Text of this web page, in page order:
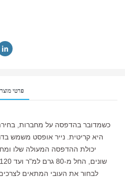
פרטי מוצר
כשמדובר בהדפסה על מחברות,
היא קריטית. נייר אופסט משמש
יכולת ההדפסה המעולה שלו
לבחור את העובי המתאים